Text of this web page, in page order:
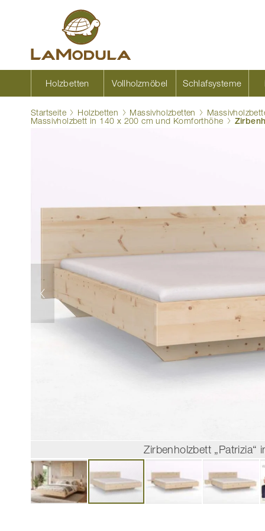
Inhalt
Holzbetten Vollholzmöbel Schlafsysteme
Startseite Holzbetten Massivholzbetten
Massivholzbett in 140 x 200 cm und Komforthöhe
Zirbenholzbett „Patrizia“